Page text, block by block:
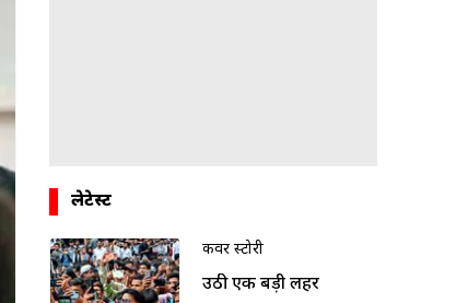
लेटेस्ट
कवर स्टोरी
उठी एक बड़ी लहर